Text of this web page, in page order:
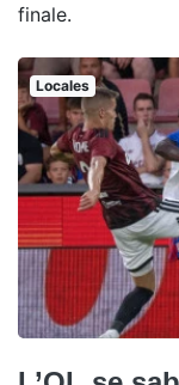
finale.
Locales